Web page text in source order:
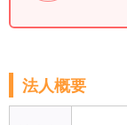
法人概要